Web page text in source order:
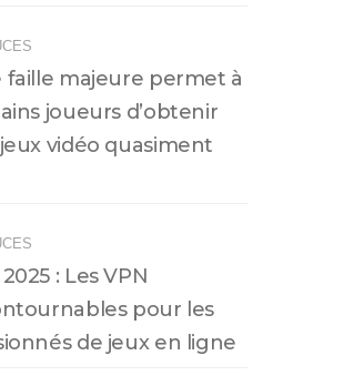
faille majeure permet à
joueurs d’obtenir
vidéo quasiment
: Les VPN
pour les
de jeux en ligne